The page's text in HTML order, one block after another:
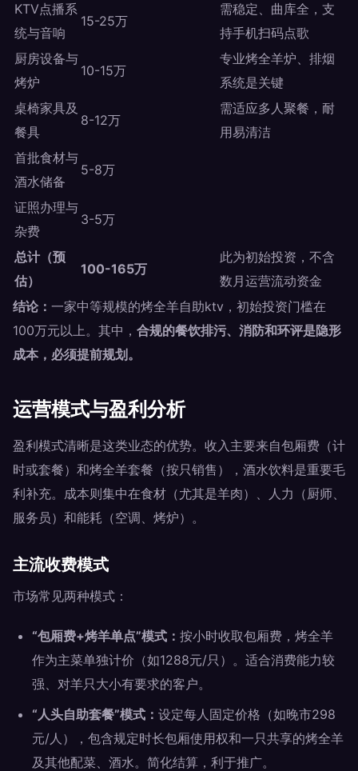
KTV点播系
统与音响
15-25万
需稳定、曲库全，支
持手机扫码点歌
厨房设备与
烤炉
10-15万
专业烤全羊炉、排烟
系统是关键
桌椅家具及
餐具
8-12万
需适应多人聚餐，耐
用易清洁
首批食材与
酒水储备
5-8万
证照办理与
杂费
3-5万
总计（预
估）
100-165万
此为初始投资，不含
数月运营流动资金
结论： 一家中等规模的烤全羊自助ktv，初始投资门槛在
100万元以上。其中， 合规的餐饮排污、消防和环评是隐形
成本，必须提前规划。
运营模式与盈利分析
盈利模式清晰是这类业态的优势。收入主要来自包厢费（计
时或套餐）和烤全羊套餐（按只销售），酒水饮料是重要毛
利补充。成本则集中在食材（尤其是羊肉）、人力（厨师、
服务员）和能耗（空调、烤炉）。
主流收费模式
市场常见两种模式：
“包厢费+烤羊单点”模式： 按小时收取包厢费，烤全羊
作为主菜单独计价（如1288元/只）。适合消费能力较
强、对羊只大小有要求的客户。
“人头自助套餐”模式： 设定每人固定价格（如晚市298
元/人），包含规定时长包厢使用权和一只共享的烤全羊
及其他配菜、酒水。简化结算，利于推广。